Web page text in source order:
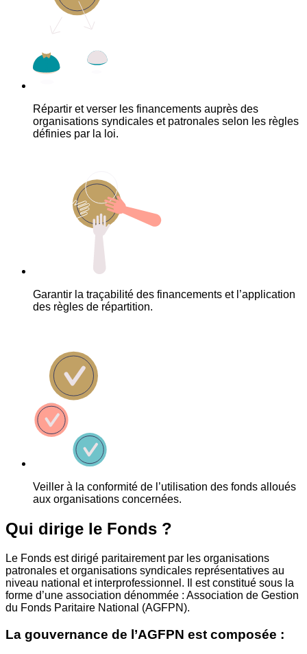
Répartir et verser les financements auprès des
organisations syndicales et patronales selon les règles
définies par la loi.
Garantir la traçabilité des financements et l’application
des règles de répartition.
Veiller à la conformité de l’utilisation des fonds alloués
aux organisations concernées.
Qui dirige le Fonds ?
Le Fonds est dirigé paritairement par les organisations
patronales et organisations syndicales représentatives au
niveau national et interprofessionnel. Il est constitué sous la
forme d’une association dénommée : Association de Gestion
du Fonds Paritaire National (AGFPN).
La gouvernance de l’AGFPN est composée :